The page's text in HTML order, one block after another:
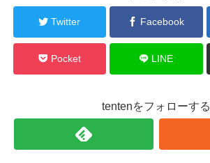
Twitter Facebook
Pocket LINE
tentenをフォローする